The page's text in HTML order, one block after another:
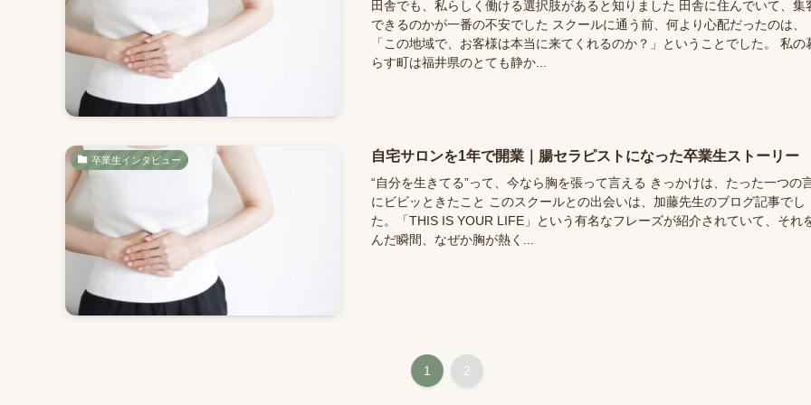
田舎でも、私らしく働ける選択肢があると知りました 田舎に住んでいて、集
できるのかが一番の不安でした スクールに通う前、何より心配だったのは、
「この地域で、お客様は本当に来てくれるのか？」ということでした。 私の
らす町は福井県のとても静か...
卒業生インタビュー 自宅サロンを1年で開業｜腸セラピストになった卒業生ストーリー
“自分を生きてる”って、今なら胸を張って言える きっかけは、たった一つの
にビビッときたこと このスクールとの出会いは、加藤先生のブログ記事でし
た。「THIS IS YOUR LIFE」という有名なフレーズが紹介されていて、それ
んだ瞬間、なぜか胸が熱く...
1 2